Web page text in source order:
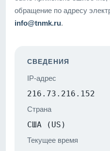
обращение по адресу
info@tnmk.ru.
СВЕДЕНИЯ
IP-адрес
216.73.216.152
Страна
США (US)
Текущее время